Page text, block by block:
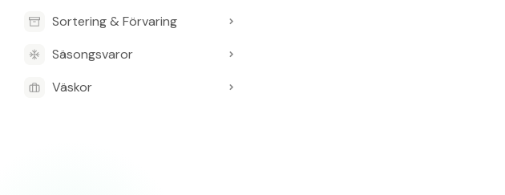
Sortering & Förvaring
Säsongsvaror
Väskor